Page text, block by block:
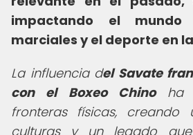
impactando el
marciales y el deporte en
La influencia del Savate
con el Boxeo Chinoha
fronteras físicas, creando
culturas y un legado